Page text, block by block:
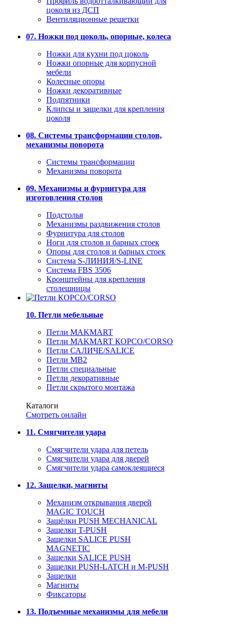
цоколя из ДСП
Вентиляционные решетки
07. Ножки под цоколь, опорные, колеса
Ножки для кухни под цоколь
Ножки опорные для корпусной
мебели
Колесные опоры
Ножки декоративные
Подпятники
Клипсы и защелки для крепления
цоколя
08. Системы трансформации столов,
механизмы поворота
Системы трансформации
Механизмы поворота
09. Механизмы и фурнитура для
изготовления столов
Подстолья
Механизмы раздвижения столов
Фурнитура для столов
Ноги для столов и барных стоек
Опоры для столов и барных стоек
Система S-ЛИНИЯ/S-LINE
Система FBS 3506
Кронштейны для крепления
столешницы
10. Петли мебельные
Петли MAKMART
Петли MAKMART КОРСО/CORSO
Петли САЛИЧЕ/SALICE
Петли MB2
Петли специальные
Петли декоративные
Петли скрытого монтажа
Каталоги
Смотреть онлайн
11. Смягчители удара
Смягчители удара для петель
Смягчители удара для дверей
Cмягчители удара самоклеящиеся
12. Защелки, магниты
Механизм открывания дверей
MAGIC TOUCH
Защёлки PUSH MECHANICAL
Защелки T-PUSH
Защелки SALICE PUSH
MAGNETIC
Защелки SALICE PUSH
Защелки PUSH-LATCH и M-PUSH
Защелки
Магниты
Фиксаторы
13. Подъемные механизмы для мебели